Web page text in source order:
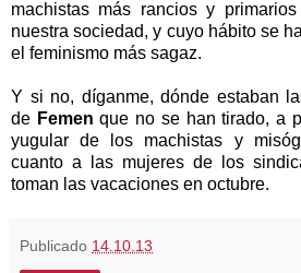
machistas más rancios y
nuestra sociedad, y cuyo hábito se
el feminismo más sagaz.
Y si no, díganme, dónde estaban
de Femen que no se han tirado, a
yugular de los machistas y
cuanto a las mujeres de los
toman las vacaciones en octubre.
Publicado 14.10.13